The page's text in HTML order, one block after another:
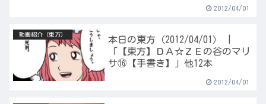
2012/04/01
動画紹介（東方）
本日の東方（2012/04/01） |
「【東方】ＤＡ☆ＺＥの谷のマリ
サ⑯【手書き】」他12本
2012/04/01